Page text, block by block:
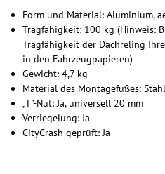
Form und Material: Aluminium,
Tragfähigkeit: 100 kg (Hinweis:
Tragfähigkeit der Dachreling
in den Fahrzeugpapieren)
Gewicht: 4,7 kg
Material des Montagefußes:
„T"-Nut: Ja, universell 20 mm
Verriegelung: Ja
CityCrash geprüft: Ja